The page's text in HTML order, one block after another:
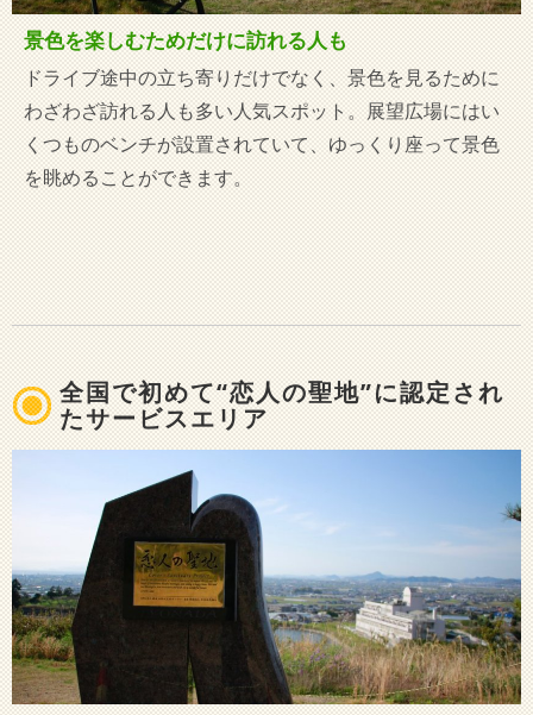
景色を楽しむためだけに訪れる人も
ドライブ途中の立ち寄りだけでなく、景色を見るために
わざわざ訪れる人も多い人気スポット。展望広場にはい
くつものベンチが設置されていて、ゆっくり座って景色
を眺めることができます。
全国で初めて“恋人の聖地”に認定され
たサービスエリア